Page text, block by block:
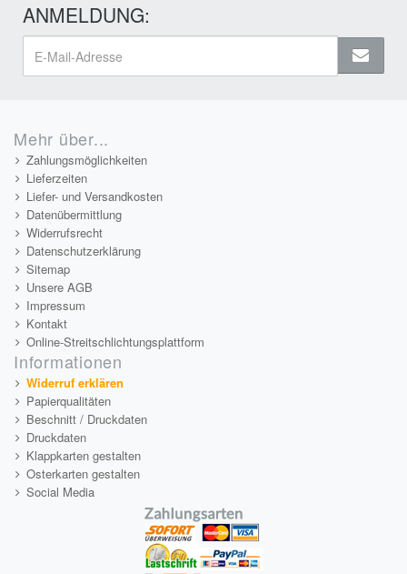
ANMELDUNG:
Mehr über...
Zahlungsmöglichkeiten
Lieferzeiten
Liefer- und Versandkosten
Datenübermittlung
Widerrufsrecht
Datenschutzerklärung
Sitemap
Unsere AGB
Impressum
Kontakt
Online-Streitschlichtungsplattform
Informationen
Widerruf erklären
Papierqualitäten
Beschnitt / Druckdaten
Druckdaten
Klappkarten gestalten
Osterkarten gestalten
Social Media